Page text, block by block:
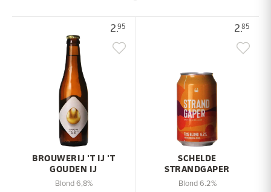
2.95
BROUWERIJ 'T IJ 'T
GOUDEN IJ
Blond 6,8%
2.85
SCHELDE
STRANDGAPER
Blond 6.2%